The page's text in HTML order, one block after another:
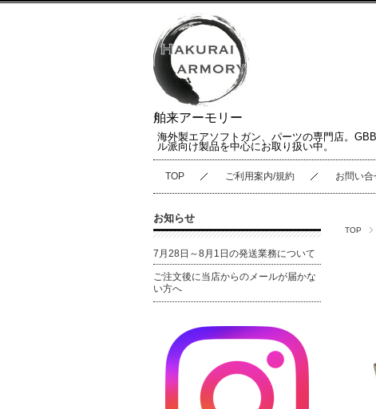
舶来アーモリー
海外製エアソフトガン、パーツの専門店。
ル派向け製品を中心にお取り扱い中。
TOP ご利用案内/規約 お問い合
TOP
お知らせ
7月28日～8月1日の発送業務について
ご注文後に当店からのメールが届かな
い方へ